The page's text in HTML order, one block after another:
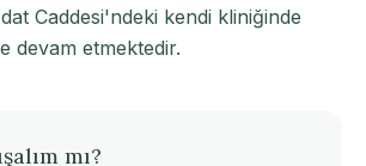
Caddesi'ndeki kendi kliniğinde
devam etmektedir.
mı?